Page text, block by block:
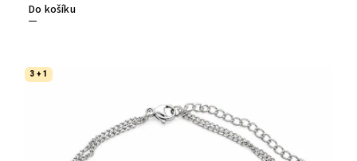
Do košíku
3 + 1